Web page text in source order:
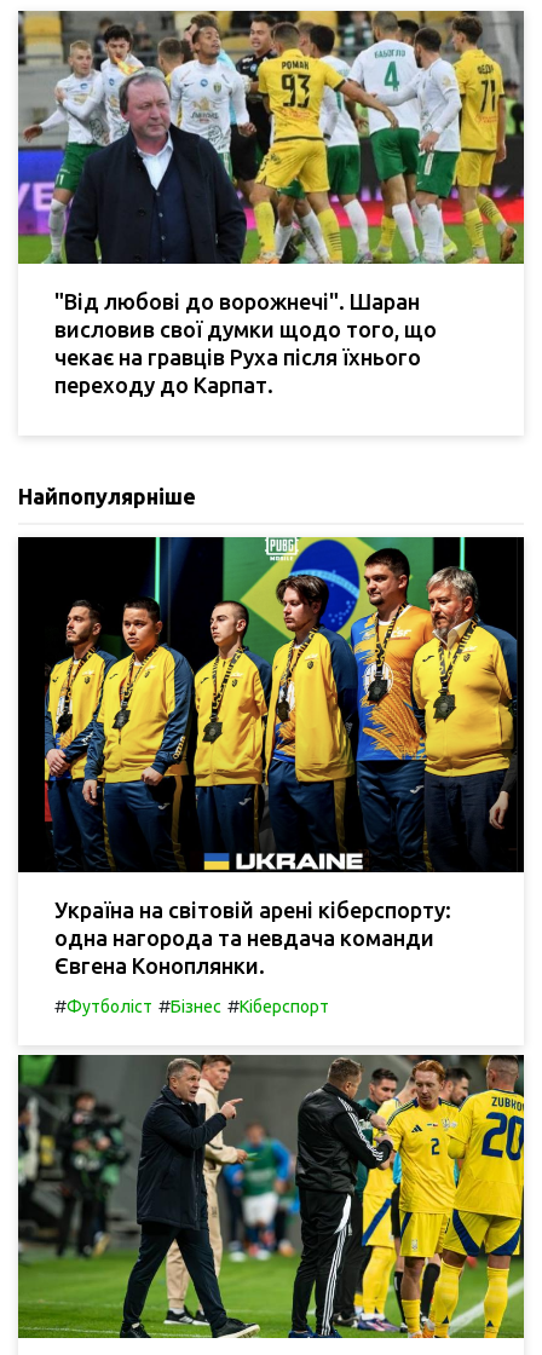
"Від любові до ворожнечі". Шаран
висловив свої думки щодо того, що
чекає на гравців Руха після їхнього
переходу до Карпат.
Найпопулярніше
Україна на світовій арені кіберспорту:
одна нагорода та невдача команди
Євгена Коноплянки.
#Футболіст #Бізнес #Кіберспорт